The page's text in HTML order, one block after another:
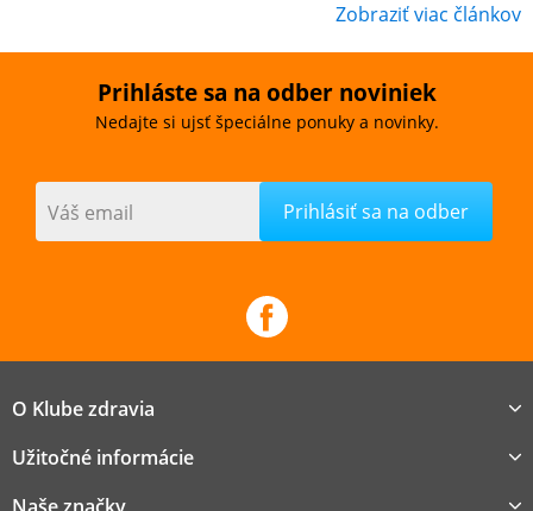
Zobraziť viac článkov
Prihláste sa na odber noviniek
Nedajte si ujsť špeciálne ponuky a novinky.
Váš email
O Klube zdravia
Užitočné informácie